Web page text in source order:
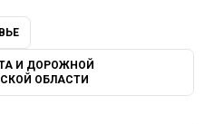
И ДОРОЖНОЙ
ОБЛАСТИ